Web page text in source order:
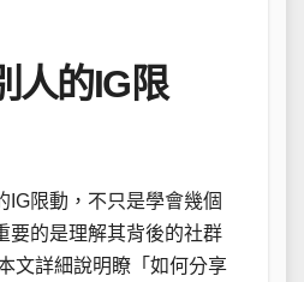
人的IG限
IG限動，不只是學會幾個
要的是理解其背後的社群
文詳細說明瞭「如何分享